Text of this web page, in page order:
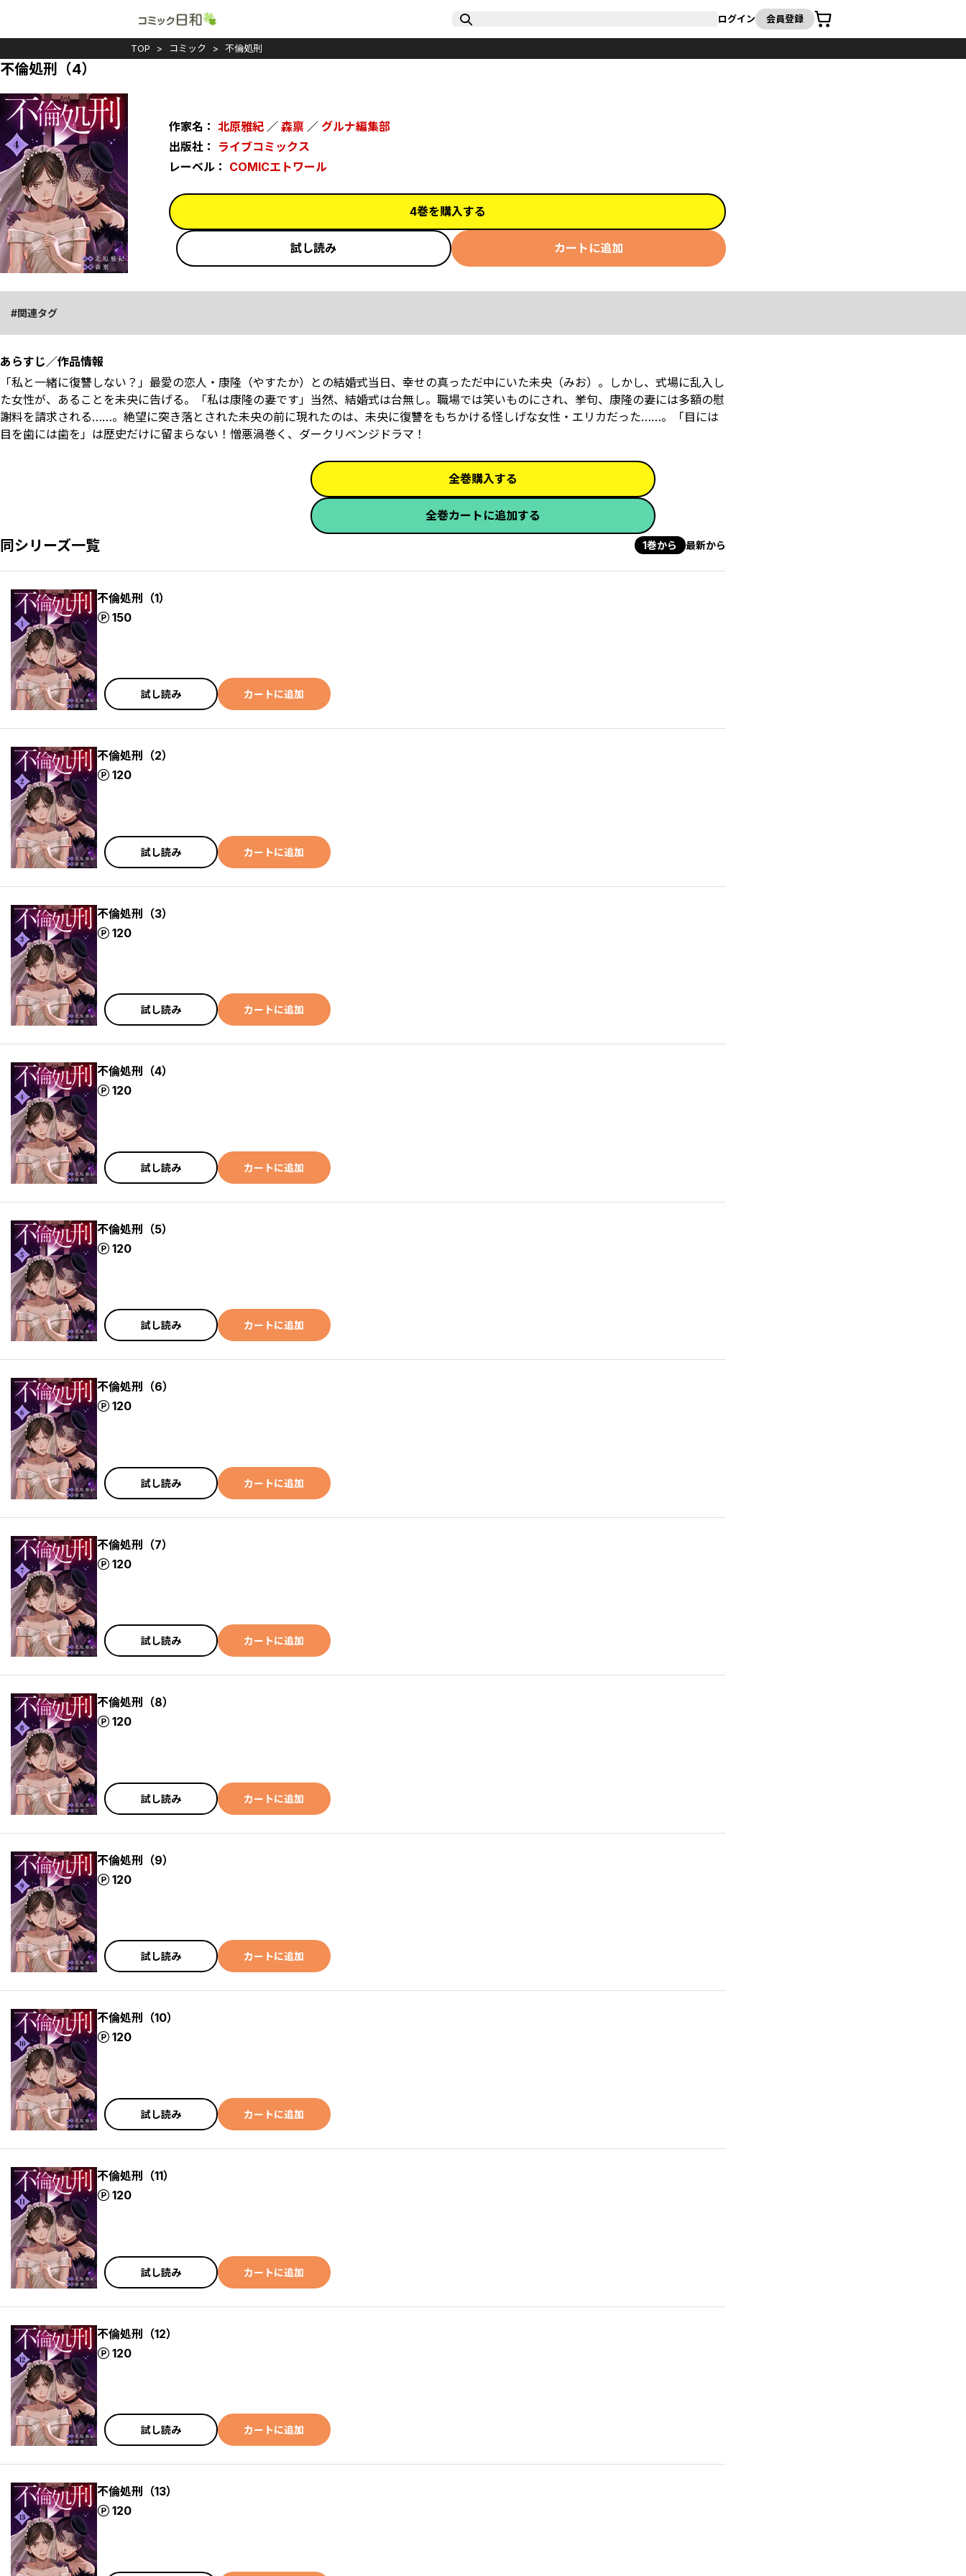
ログイン 会員登録
カート
TOP コミック 不倫処刑
不倫処刑（4）
作家名： 北原雅紀 ／ 森禀 ／ グルナ編集部
出版社： ライブコミックス
レーベル： COMICエトワール
4巻を購入する
試し読み カートに追加
関連タグ
あらすじ／作品情報
「私と一緒に復讐しない？」最愛の恋人・康隆（やすたか）との結婚式当日、幸せの真っただ中にいた未央（みお）。しかし、式場に乱入し
た女性が、あることを未央に告げる。「私は康隆の妻です」当然、結婚式は台無し。職場では笑いものにされ、挙句、康隆の妻には多額の慰
謝料を請求される……。絶望に突き落とされた未央の前に現れたのは、未央に復讐をもちかける怪しげな女性・エリカだった……。「目には
目を歯には歯を」は歴史だけに留まらない！憎悪渦巻く、ダークリベンジドラマ！
全巻購入する
全巻カートに追加する
同シリーズ一覧 1巻から 最新から
不倫処刑（1）
150
ポイント
試し読み カートに追加
不倫処刑（2）
120
ポイント
試し読み カートに追加
不倫処刑（3）
120
ポイント
試し読み カートに追加
不倫処刑（4）
120
ポイント
試し読み カートに追加
不倫処刑（5）
120
ポイント
試し読み カートに追加
不倫処刑（6）
120
ポイント
試し読み カートに追加
不倫処刑（7）
120
ポイント
試し読み カートに追加
不倫処刑（8）
120
ポイント
試し読み カートに追加
不倫処刑（9）
120
ポイント
試し読み カートに追加
不倫処刑（10）
120
ポイント
試し読み カートに追加
不倫処刑（11）
120
ポイント
試し読み カートに追加
不倫処刑（12）
120
ポイント
試し読み カートに追加
不倫処刑（13）
120
ポイント